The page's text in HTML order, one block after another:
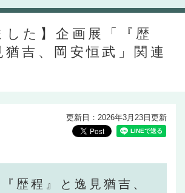
した】企画展「『歴
猶吉、岡安恒武」関連
更新日：2026年3月23日更新
歴程』と逸見猶吉、